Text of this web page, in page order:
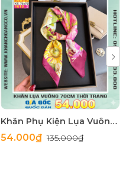
Khăn Phụ Kiện Lụa Vuông 70cm - Thế Giới Khăn Đẹp C1062_3
54.000₫135.000₫